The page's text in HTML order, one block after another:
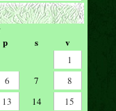
p s v
1
6 7
8
13 14
15